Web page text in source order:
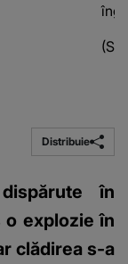
Distribuie
în
o explozie în
clădirea s-a